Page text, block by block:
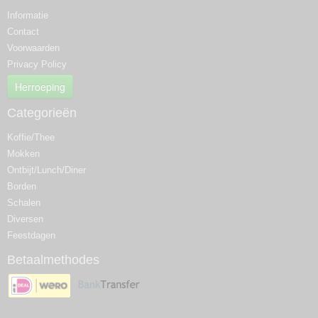
Informatie
Contact
Voorwaarden
Privacy Policy
Herroeping
Categorieën
Koffie/Thee
Mokken
Ontbijt/Lunch/Diner
Borden
Schalen
Diversen
Feestdagen
Betaalmethodes